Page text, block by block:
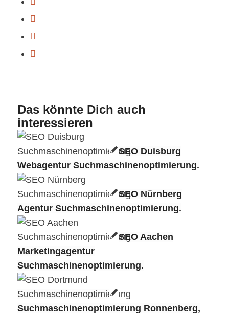
Das könnte Dich auch
interessieren
SEO Duisburg
Webagentur Suchmaschinenoptimierung.
SEO Nürnberg
Agentur Suchmaschinenoptimierung.
SEO Aachen
Marketingagentur
Suchmaschinenoptimierung.
Suchmaschinenoptimierung Ronnenberg,